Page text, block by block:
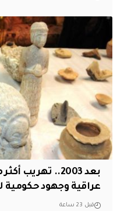
عراقية وجهود حكومية
قبل 23 ساعة